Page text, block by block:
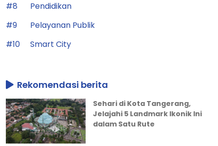
#8
Pendidikan
#9
Pelayanan Publik
#10
Smart City
Rekomendasi berita
Sehari di Kota Tangerang,
Jelajahi 5 Landmark Ikonik Ini
dalam Satu Rute